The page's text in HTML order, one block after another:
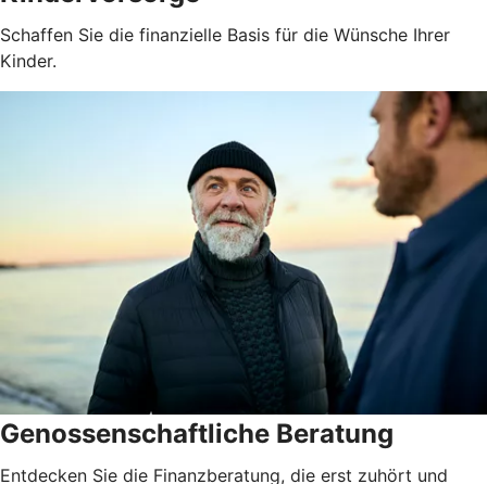
Schaffen Sie die finanzielle Basis für die Wünsche Ihrer
Kinder.
Genossenschaftliche Beratung
Entdecken Sie die Finanzberatung, die erst zuhört und